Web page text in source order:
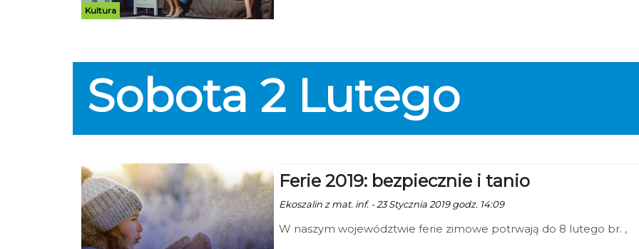
Kultura
Sobota 2 Lutego
Ferie 2019: bezpiecznie i tanio
Ekoszalin z mat. inf. - 23 Stycznia 2019 godz. 14:09
W naszym województwie ferie zimowe potrwają do 8 lutego br. ,